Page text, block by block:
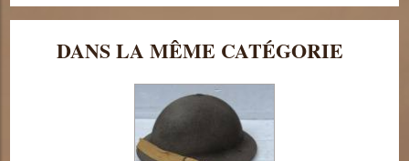
DANS LA MÊME CATÉGORIE